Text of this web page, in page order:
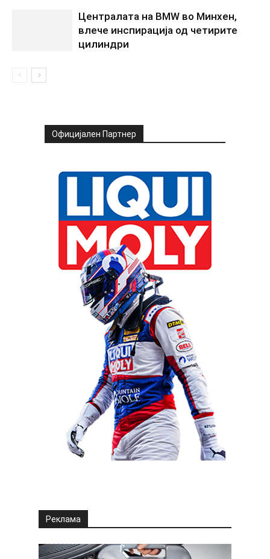
Централата на BMW во Минхен,
влече инспирација од четирите
цилиндри
Официјален Партнер
Реклама